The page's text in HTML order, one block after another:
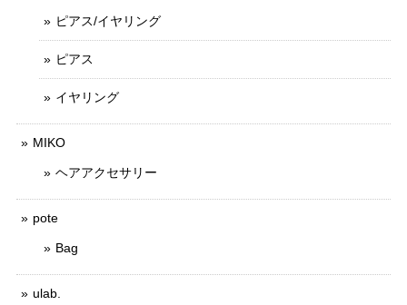
ピアス/イヤリング
ピアス
イヤリング
MIKO
ヘアアクセサリー
pote
Bag
ulab.